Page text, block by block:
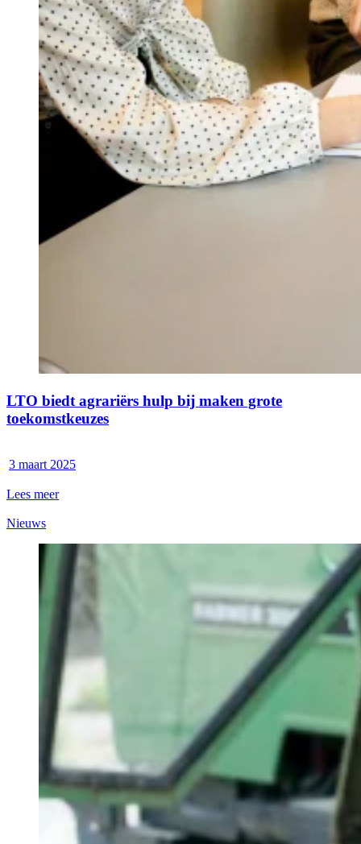
LTO biedt agrariërs hulp bij maken grote
toekomstkeuzes
3 maart 2025
Lees meer
Nieuws